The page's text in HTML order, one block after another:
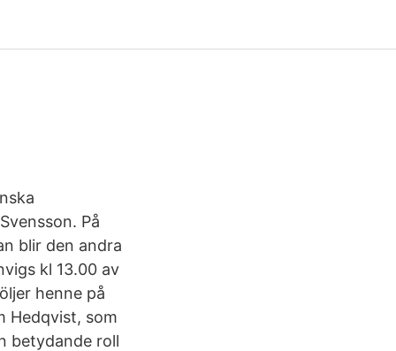
På
blir den andra
kl 13.00 av
henne på
Hedqvist, som
betydande roll